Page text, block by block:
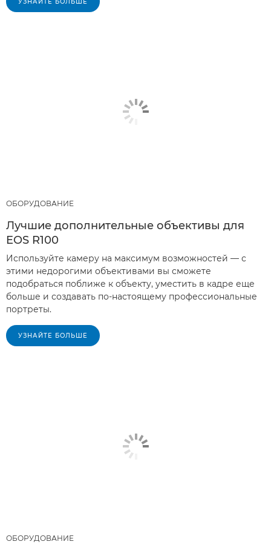
ОБОРУДОВАНИЕ
Лучшие дополнительные объективы для
EOS R100
Используйте камеру на максимум возможностей — с
этими недорогими объективами вы сможете
подобраться поближе к объекту, уместить в кадре еще
больше и создавать по-настоящему профессиональные
портреты.
УЗНАЙТЕ БОЛЬШЕ
ОБОРУДОВАНИЕ